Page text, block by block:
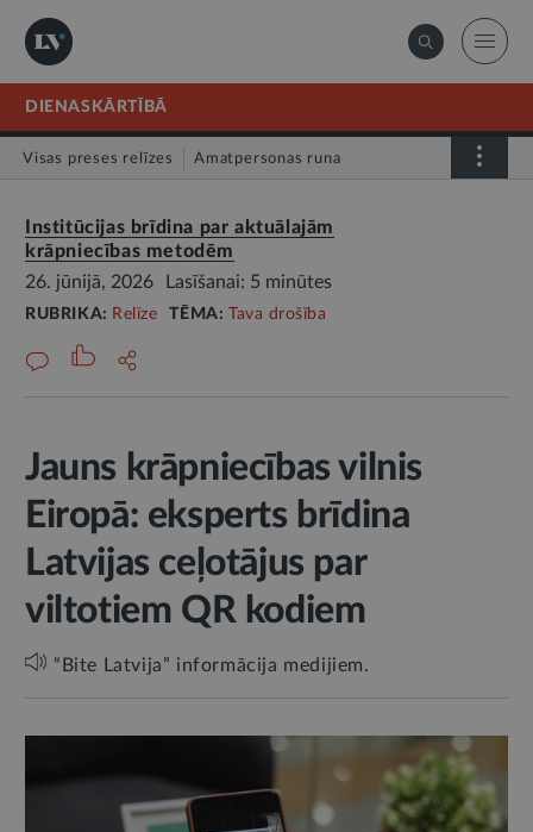
DIENASKĀRTĪBĀ
Visas preses relīzes Amatpersonas runa
Institūcijas brīdina par aktuālajām
krāpniecības metodēm
26. jūnijā, 2026
Lasīšanai: 5 minūtes
RUBRIKA: Relīze TĒMA: Tava drošība
Jauns krāpniecības vilnis
Eiropā: eksperts brīdina
Latvijas ceļotājus par
viltotiem QR kodiem
“Bite Latvija” informācija medijiem.